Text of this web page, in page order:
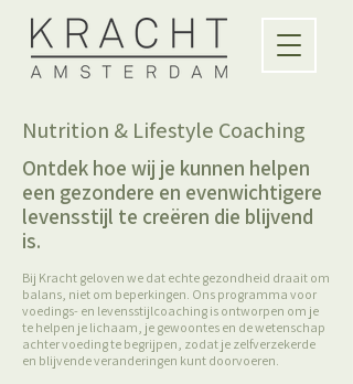
Nutrition & Lifestyle Coaching
Ontdek hoe wij je kunnen helpen
een gezondere en evenwichtigere
levensstijl te creëren die blijvend
is.
Bij Kracht geloven we dat echte gezondheid draait om
balans, niet om beperkingen. Ons programma voor
voedings- en levensstijlcoaching is ontworpen om je
te helpen je lichaam, je gewoontes en de wetenschap
achter voeding te begrijpen, zodat je zelfverzekerde
en blijvende veranderingen kunt doorvoeren.